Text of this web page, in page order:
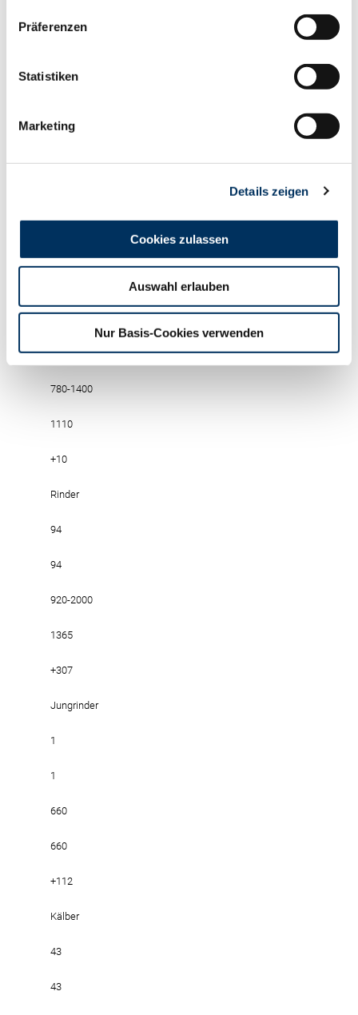
Präferenzen
Statistiken
Marketing
Details zeigen
Cookies zulassen
Auswahl erlauben
Nur Basis-Cookies verwenden
Bullen
3
780-1400
1110
+10
Rinder
94
94
920-2000
1365
+307
Jungrinder
1
1
660
660
+112
Kälber
43
43